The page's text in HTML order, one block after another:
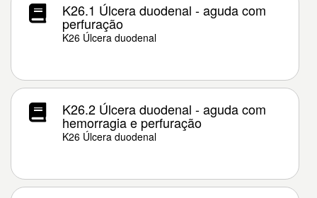
K26.1 Úlcera duodenal - aguda com
perfuração
K26 Úlcera duodenal
K26.2 Úlcera duodenal - aguda com
hemorragia e perfuração
K26 Úlcera duodenal